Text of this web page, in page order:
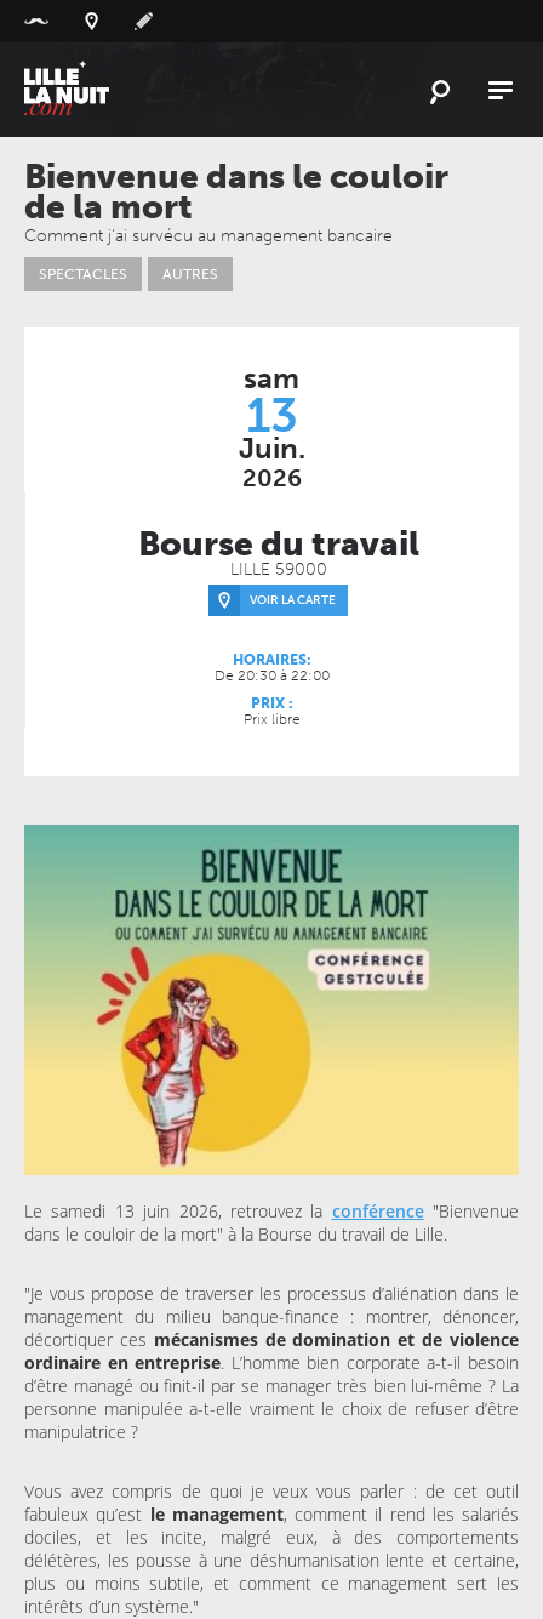
L'ACTU
L' AGENDA
LESLIEUX
LIVEREPORT
Bienvenue dans le couloir
de la mort
Comment j'ai survécu au management bancaire
SPECTACLES AUTRES
sam
13
Juin.
2026
Bourse du travail
LILLE 59000
VOIR LA CARTE
HORAIRES:
De 20:30 à 22:00
PRIX :
Prix libre
Le samedi 13 juin 2026, retrouvez la conférence"Bienvenue
dans le couloir de la mort" à la Bourse du travail de Lille.
"Je vous propose de traverser les processus d’aliénation dans le
management du milieu banque-finance : montrer, dénoncer,
décortiquer ces mécanismes de domination et de violence
ordinaire en entreprise. L’homme bien corporate a-t-il besoin
d’être managé ou finit-il par se manager très bien lui-même ? La
personne manipulée a-t-elle vraiment le choix de refuser d’être
manipulatrice ?
Vous avez compris de quoi je veux vous parler : de cet outil
fabuleux qu’est le management, comment il rend les salariés
dociles, et les incite, malgré eux, à des comportements
délétères, les pousse à une déshumanisation lente et certaine,
plus ou moins subtile, et comment ce management sert les
intérêts d’un système."
Panneau de gestion des cookies